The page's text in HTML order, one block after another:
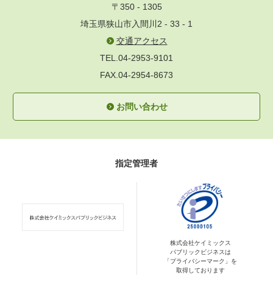
〒350 - 1305
埼玉県狭山市入間川2 - 33 - 1
交通アクセス
TEL.04-2953-9101
FAX.04-2954-8673
お問い合わせ
指定管理者
株式会社ケイミックス
パブリックビジネスは
「プライバシーマーク」を
取得しております